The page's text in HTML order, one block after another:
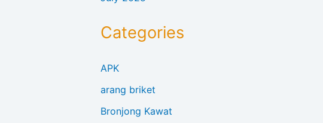
Categories
APK
arang briket
Bronjong Kawat